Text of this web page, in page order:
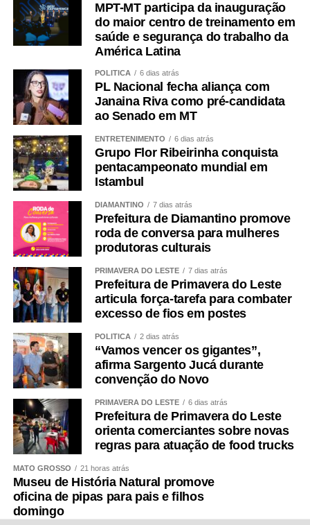
MPT-MT participa da inauguração
do maior centro de treinamento em
saúde e segurança do trabalho da
América Latina
POLÍTICA 6 dias atrás
PL Nacional fecha aliança com
Janaina Riva como pré-candidata
ao Senado em MT
ENTRETENIMENTO 6 dias atrás
Grupo Flor Ribeirinha conquista
pentacampeonato mundial em
Istambul
DIAMANTINO 7 dias atrás
Prefeitura de Diamantino promove
roda de conversa para mulheres
produtoras culturais
PRIMAVERA DO LESTE 7 dias atrás
Prefeitura de Primavera do Leste
articula força-tarefa para combater
excesso de fios em postes
POLÍTICA 2 dias atrás
“Vamos vencer os gigantes”,
afirma Sargento Jucá durante
convenção do Novo
PRIMAVERA DO LESTE 6 dias atrás
Prefeitura de Primavera do Leste
orienta comerciantes sobre novas
regras para atuação de food trucks
MATO GROSSO 21 horas atrás
Museu de História Natural promove
oficina de pipas para pais e filhos
domingo